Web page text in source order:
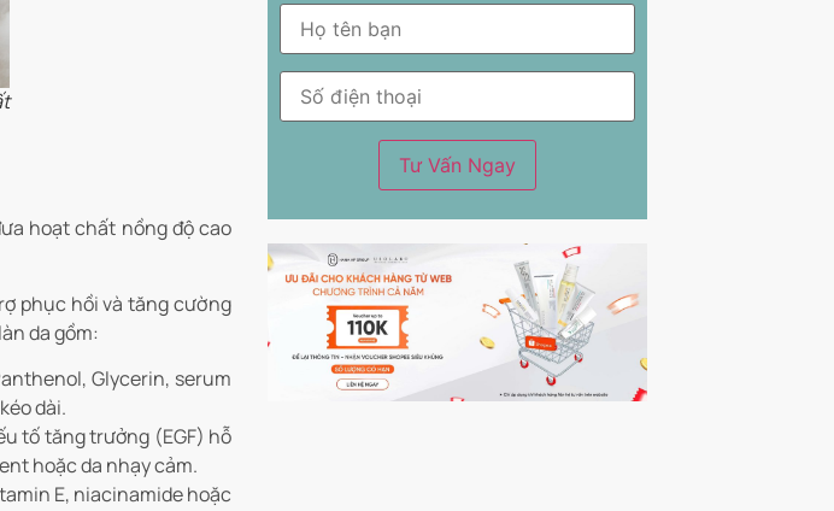
hoạt chất nồng độ cao
phục hồi và tăng cường
da gồm:
Glycerin, serum
dài.
tố tăng trưởng (EGF) hỗ
hoặc da nhạy cảm.
E, niacinamide hoặc